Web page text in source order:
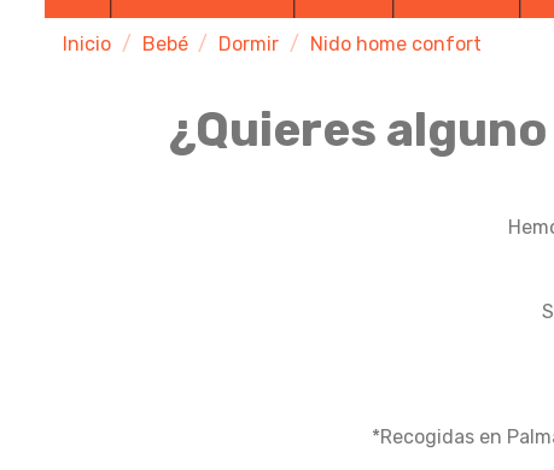
Inicio Bebé Dormir Nido home confort
¿Quieres
*Recogidas en